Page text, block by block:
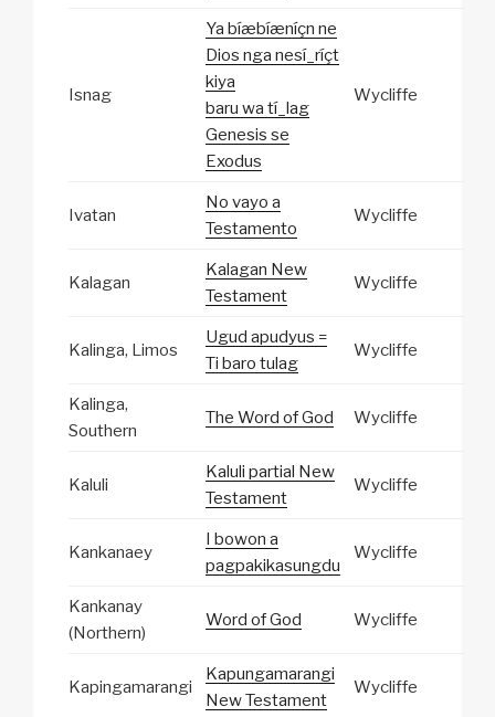
Isnag
Ya bíæbíæníçn ne
Dios nga nesí_ríçt
kiya
baru wa tí_lag
Genesis se
Exodus
Wycliffe
Ivatan
No vayo a
Testamento
Wycliffe
Kalagan
Kalagan New
Testament
Wycliffe
Kalinga, Limos
Ugud apudyus =
Ti baro tulag
Wycliffe
Kalinga,
Southern
The Word of God Wycliffe
Kaluli
Kaluli partial New
Testament
Wycliffe
Kankanaey
I bowon a
pagpakikasungdu
Wycliffe
Kankanay
(Northern)
Word of God Wycliffe
Kapingamarangi
Kapungamarangi
New Testament
Wycliffe